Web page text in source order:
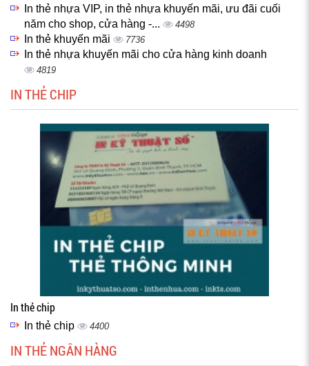
In thẻ nhựa VIP, in thẻ nhựa khuyến mãi, ưu đãi cuối
năm cho shop, cửa hàng -...
4498
In thẻ khuyến mãi 7736
In thẻ nhựa khuyến mãi cho cửa hàng kinh doanh
4819
IN THẺ CHIP
In thẻ chip
In thẻ chip 4400
IN THẺ NGÂN HÀNG